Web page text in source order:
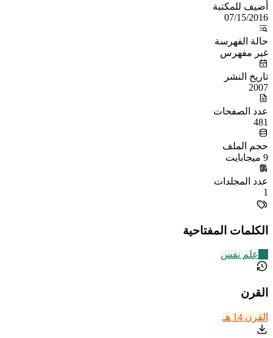
أُضيف للمكتبة
07/15/2016
حالة الفهرسة
غير مفهرس
تاريخ النشر
2007
عدد الصفحات
481
حجم الملف
9 ميجابايت
عدد المجلدات
1
الكلمات المفتاحية
علم نفس
القرن
القرن 14 هـ